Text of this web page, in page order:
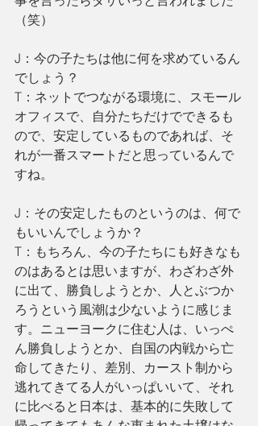
（笑）
J：今の子たちは他に何を求めているん
でしょう？
T：ネットでつながる環境に、スモール
オフィスで、自分たちだけでできるも
ので、安定しているものであれば、そ
れが一番スマートだと思っているんで
すね。
J：その安定したものというのは、何で
もいいんでしょうか？
T：もちろん、今の子たちにも好きなも
のはあるとは思いますが、わざわざ外
に出て、勝負しようとか、人とぶつか
ろうという風潮は少ないように感じま
す。ニューヨークに住む人は、いっぺ
ん勝負しようとか、自国の内戦から亡
命してきたり、差別、カースト制から
逃れてきてる人がいっぱいいて、それ
に比べると日本は、基本的に失敗して